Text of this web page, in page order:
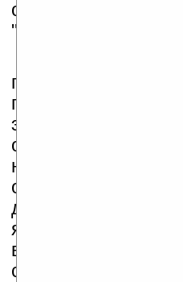
Яркость и
при этом
подстраиваться
этого в корпусе,
освещения,
непосредственно
освещённости
даёт задержку
яркости света,
видимости, чтобы
света.